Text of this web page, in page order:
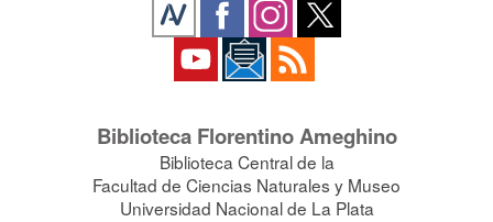
Biblioteca Florentino Ameghino
Biblioteca Central de la
Facultad de Ciencias Naturales y Museo
Universidad Nacional de La Plata